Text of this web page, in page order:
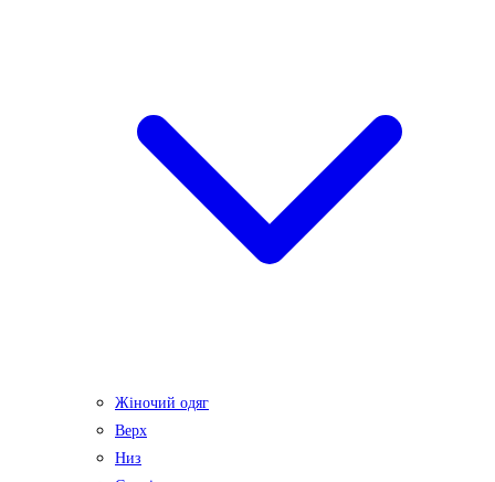
Жіночий одяг
Верх
Низ